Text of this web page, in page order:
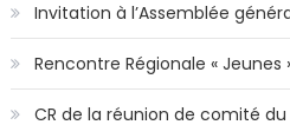
Invitation à l’Assemblée
Rencontre Régionale « Jeunes »
CR de la réunion de comité